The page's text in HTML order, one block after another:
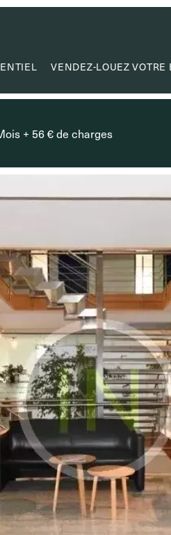
VENDEZ-LOUEZ VOTRE
+ 56 € de charges